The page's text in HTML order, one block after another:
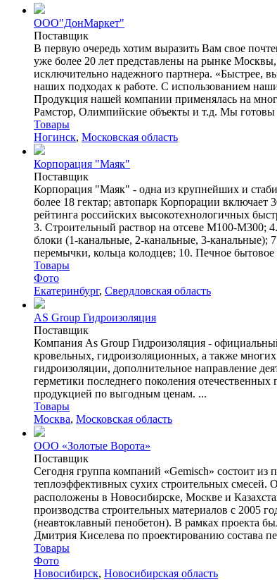
ООО"ДонМаркет"
Поставщик
В первую очередь хотим выразить Вам свое
уже более 20 лет представлены на рынке
исключительно надежного партнера. «Быстрее,
наших подходах к работе. С использованием
Продукция нашей компании применялась на
Рамстор, Олимпийские объекты и т.д. Мы готовы
Товары
Ногинск, Московская область
Корпорация "Маяк"
Поставщик
Корпорация "Маяк" - одна из крупнейших и
более 18 гектар; автопарк Корпорации
рейтинга российских высокотехнологичных
3. Строительный раствор на отсеве М100-М300;
блоки (1-канальные, 2-канальные, 3-
перемычки, кольца колодцев; 10. Печное
Товары
Фото
Екатеринбург, Свердловская область
AS Group Гидроизоляция
Поставщик
Компания As Group Гидроизоляция -
кровельных, гидроизоляционных, а также
гидроизоляции, дополнительное направление
герметики последнего поколения
продукцией по выгодным ценам. ...
Товары
Москва, Московская область
ООО «Золотые Ворота»
Поставщик
Сегодня группа компаний «Gemisch» состоит
теплоэффективных сухих строительных
расположены в Новосибирске, Москве и
производства строительных материалов с 2005
(неавтоклавный пенобетон). В рамках проекта
Дмитрия Киселева по проектированию состава
Товары
Фото
Новосибирск, Новосибирская область